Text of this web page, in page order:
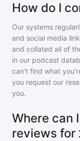
Our systems
and social media
and collated all of
in our podcast
can't find what
you request our
you.
Where can